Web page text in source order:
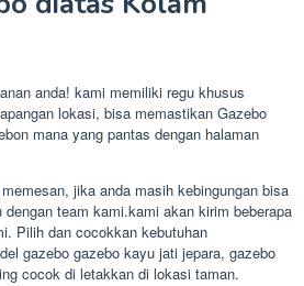
anda! kami memiliki regu khusus
lokasi, bisa memastikan Gazebo
mana yang pantas dengan halaman
jika anda masih kebingungan bisa
team kami.kami akan kirim beberapa
Pilih dan cocokkan kebutuhan
gazebo gazebo kayu jati jepara, gazebo
cocok di letakkan di lokasi taman.